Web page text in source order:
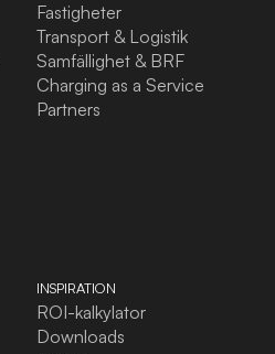
Fastigheter
Transport & Logistik
Samfällighet & BRF
Charging as a Service
Partners
INSPIRATION
ROI-kalkylator
Downloads